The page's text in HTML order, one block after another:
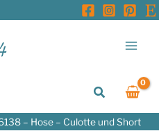
Suchen
– Hose – Culotte und Short